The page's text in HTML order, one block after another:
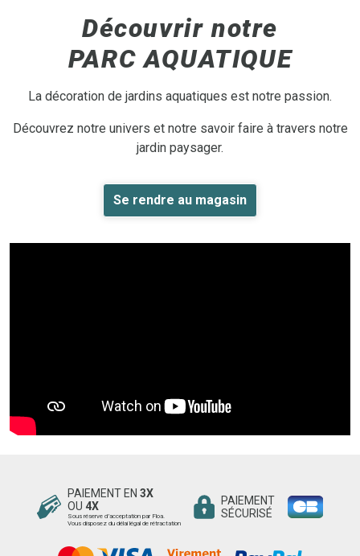
Découvrir notre
PARC AQUATIQUE
La décoration de jardins aquatiques est notre passion.
Découvrez notre univers et notre savoir faire à travers notre
jardin paysager.
Se rendre au magasin
PAIEMENT EN 3X
OU 4X
Sous réserve d’acceptation par Floa.
Vous disposez du délai légal de rétractation
PAIEMENT
SÉCURISÉ